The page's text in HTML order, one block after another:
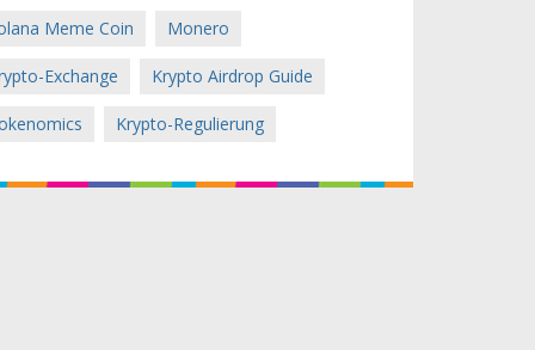
Meme Coin Monero
Exchange Krypto Airdrop Guide
Krypto-Regulierung